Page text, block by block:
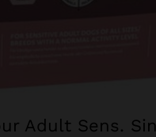
Adult Sens.